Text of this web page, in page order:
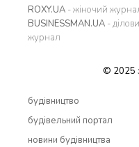
ROXY.UA - жіночий
BUSINESSMAN.UA -
журнал
© 2025
будівництво
будівельний портал
новини будівництва